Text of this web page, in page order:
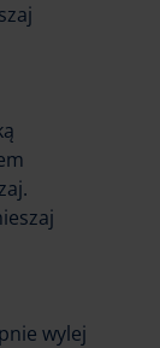
wylej